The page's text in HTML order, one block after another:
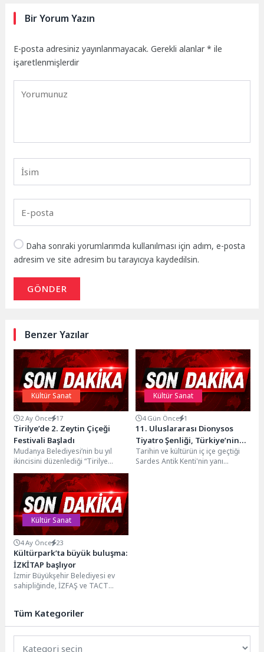
Bir Yorum Yazın
E-posta adresiniz yayınlanmayacak. Gerekli alanlar* ile
işaretlenmişlerdir
Daha sonraki yorumlarımda kullanılması için adım, e-posta
adresim ve site adresim bu tarayıcıya kaydedilsin.
GÖNDER
Benzer Yazılar
Kültür Sanat
2 Ay Önce 17
Tirilye’de 2. Zeytin Çiçeği
Festivali Başladı
Mudanya Belediyesi’nin bu yıl
ikincisini düzenlediği “Tirilye
Zeytin Çiçeği Festivali”, büyük ilgi
ve coşkuyla başladı....
Kültür Sanat
4 Gün Önce 1
11. Uluslararası Dionysos
Tiyatro Şenliği, Türkiye’nin
dört bir yanından sanatçıları
aynı sahnede buluşturdu
Tarihin ve kültürün iç içe geçtiği
Sardes Antik Kenti'nin yanı
Kültür Sanat
4 Ay Önce 23
Kültürpark’ta büyük buluşma:
İZKİTAP başlıyor
İzmir Büyükşehir Belediyesi ev
sahipliğinde, İZFAŞ ve TACT
Tüm Kategoriler